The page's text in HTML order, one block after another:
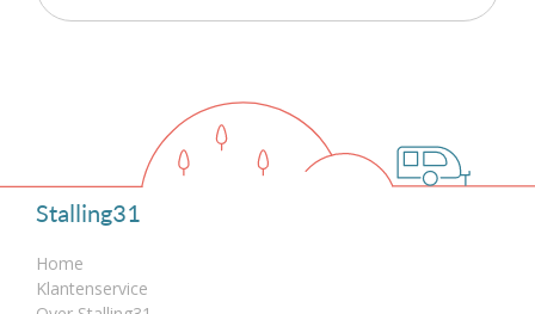
Stalling31
Home
Klantenservice